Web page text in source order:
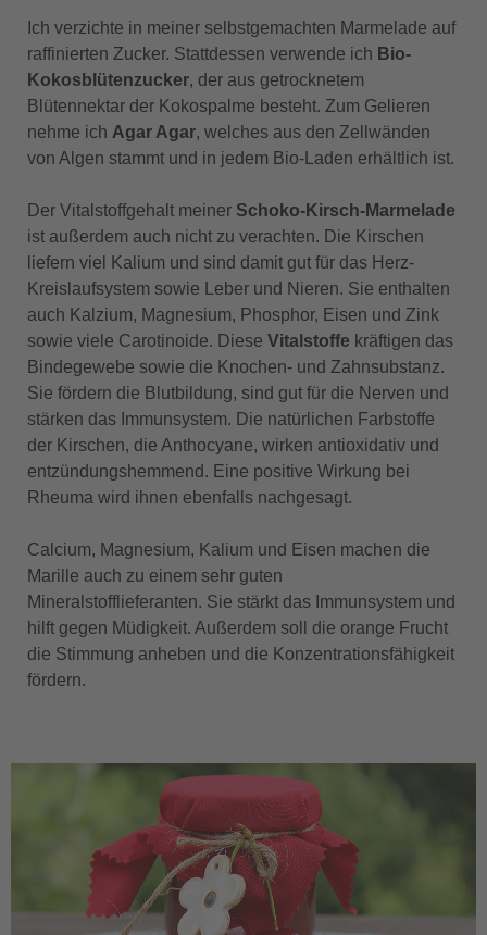
Ich verzichte in meiner selbstgemachten Marmelade auf
raffinierten Zucker. Stattdessen verwende ich Bio-
Kokosblütenzucker, der aus getrocknetem
Blütennektar der Kokospalme besteht. Zum Gelieren
nehme ich Agar Agar, welches aus den Zellwänden
von Algen stammt und in jedem Bio-Laden erhältlich ist.
Der Vitalstoffgehalt meiner Schoko-Kirsch-Marmelade
ist außerdem auch nicht zu verachten. Die Kirschen
liefern viel Kalium und sind damit gut für das Herz-
Kreislaufsystem sowie Leber und Nieren. Sie enthalten
auch Kalzium, Magnesium, Phosphor, Eisen und Zink
sowie viele Carotinoide. Diese Vitalstoffe kräftigen das
Bindegewebe sowie die Knochen- und Zahnsubstanz.
Sie fördern die Blutbildung, sind gut für die Nerven und
stärken das Immunsystem. Die natürlichen Farbstoffe
der Kirschen, die Anthocyane, wirken antioxidativ und
entzündungshemmend. Eine positive Wirkung bei
Rheuma wird ihnen ebenfalls nachgesagt.
Calcium, Magnesium, Kalium und Eisen machen die
Marille auch zu einem sehr guten
Mineralstofflieferanten. Sie stärkt das Immunsystem und
hilft gegen Müdigkeit. Außerdem soll die orange Frucht
die Stimmung anheben und die Konzentrationsfähigkeit
fördern.